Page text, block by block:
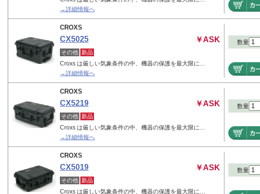
→詳細情報へ
CROXS
CX5025 ￥ASK
その他 新品
Croxs は厳しい気象条件の中、機器の保護を最大限に…
→詳細情報へ
数量
CROXS
CX5219 ￥ASK
その他 新品
Croxs は厳しい気象条件の中、機器の保護を最大限に…
→詳細情報へ
数量
CROXS
CX5019 ￥ASK
その他 新品
Croxs は厳しい気象条件の中、機器の保護を最大限に…
数量